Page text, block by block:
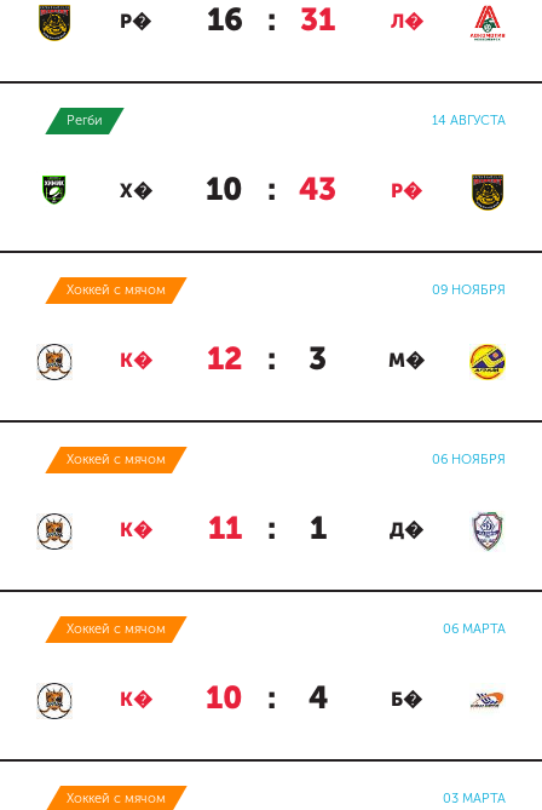
Р� 16 : 31 Л�
Регби 14 АВГУСТА
Х� 10 : 43 Р�
Хоккей с мячом 09 НОЯБРЯ
К� 12 : 3 М�
Хоккей с мячом 06 НОЯБРЯ
К� 11 : 1 Д�
Хоккей с мячом 06 МАРТА
К� 10 : 4 Б�
Хоккей с мячом 03 МАРТА